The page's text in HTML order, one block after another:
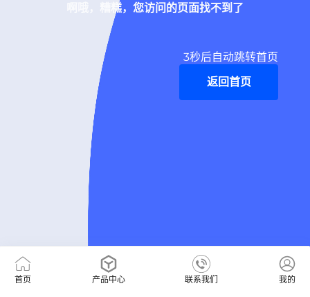
啊哦，糟糕，您访问的页面找不到了
3秒后自动跳转首页
返回首页
首页 产品中心 联系我们 我的